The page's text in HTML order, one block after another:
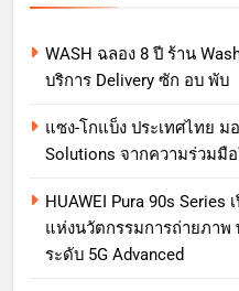
WASH ฉลอง 8 ปี ร้าน
บริการ Delivery ซัก อบ พับ
แซง-โกแบ็ง ประเทศไทย ม
Solutions จากความร่วมมือ
HUAWEI Pura 90s
แห่งนวัตกรรมการถ่ายภาพ
ระดับ 5G Advanced